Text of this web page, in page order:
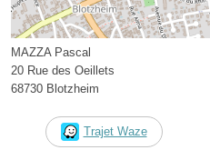
MAZZA Pascal
20 Rue des Oeillets
68730 Blotzheim
Trajet Waze